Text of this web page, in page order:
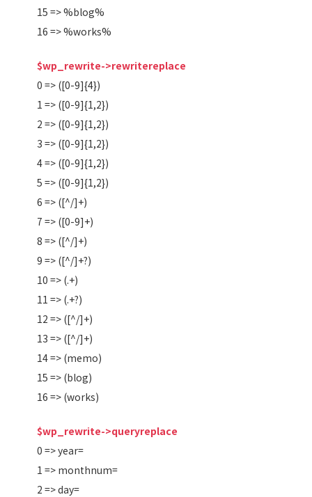
15 => %blog%
16 => %works%
$wp_rewrite->rewritereplace
0 => ([0-9]{4})
1 => ([0-9]{1,2})
2 => ([0-9]{1,2})
3 => ([0-9]{1,2})
4 => ([0-9]{1,2})
5 => ([0-9]{1,2})
6 => ([^/]+)
7 => ([0-9]+)
8 => ([^/]+)
9 => ([^/]+?)
10 => (.+)
11 => (.+?)
12 => ([^/]+)
13 => ([^/]+)
14 => (memo)
15 => (blog)
16 => (works)
$wp_rewrite->queryreplace
0 => year=
1 => monthnum=
2 => day=